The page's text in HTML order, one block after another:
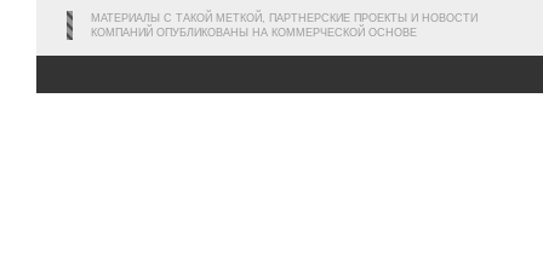
МАТЕРИАЛЫ С ТАКОЙ МЕТКОЙ, ПАРТНЕРСКИЕ ПРОЕКТЫ И НОВОСТИ
КОМПАНИЙ ОПУБЛИКОВАНЫ НА КОММЕРЧЕСКОЙ ОСНОВЕ